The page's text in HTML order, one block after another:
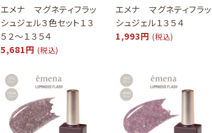
エメナ マグネティフラッ
シュジェル３色セット１３
５２～１３５４
5,681円 (税込)
エメナ マグネティフラッ
シュジェル１３５４
1,993円 (税込)